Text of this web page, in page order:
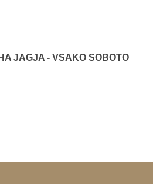
JAGJA - VSAKO SOBOTO